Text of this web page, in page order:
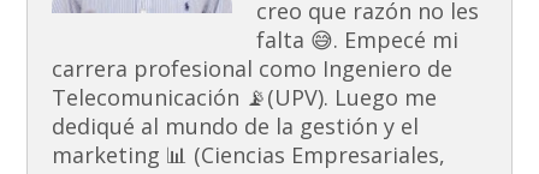
creo que razón no les
falta 😅. Empecé mi
carrera profesional como Ingeniero de
Telecomunicación 📡(UPV). Luego me
dediqué al mundo de la gestión y el
marketing 📊 (Ciencias Empresariales,